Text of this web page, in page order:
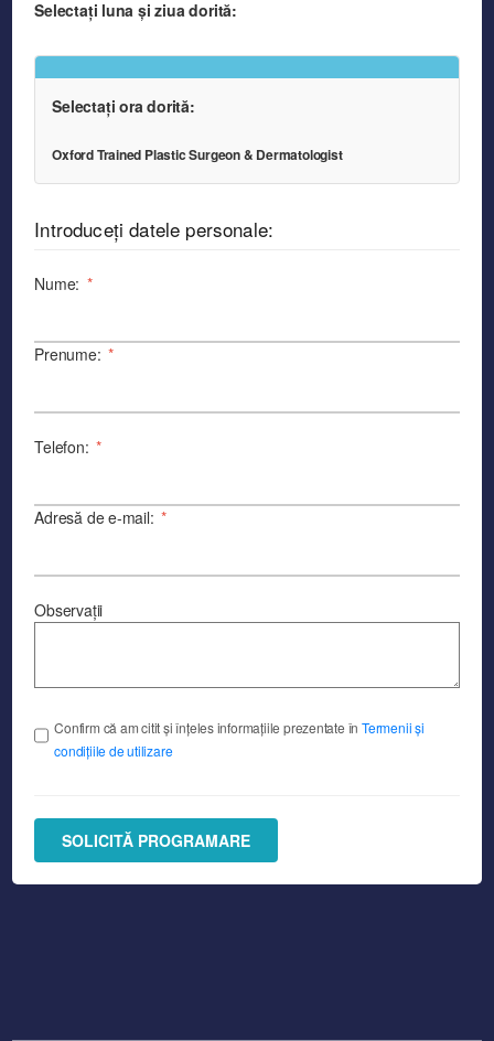
Selectați luna și ziua dorită:
Selectați ora dorită:
Oxford Trained Plastic Surgeon & Dermatologist
Introduceți datele personale:
Nume: *
Prenume: *
Telefon: *
Adresă de e-mail: *
Observații
Confirm că am citit și înțeles informațiile prezentate înTermenii și
condițiile de utilizare
SOLICITĂ PROGRAMARE